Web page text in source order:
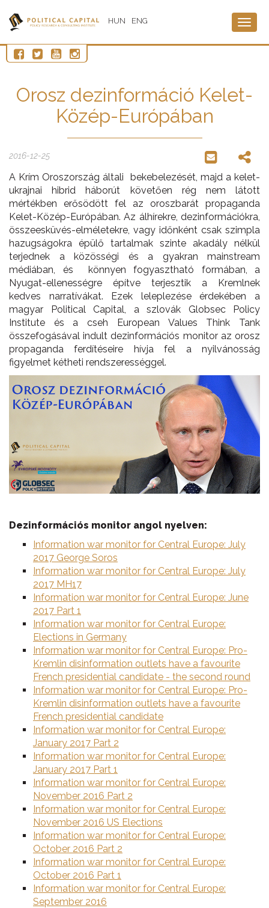
HUN ENG
Orosz dezinformáció Kelet-
Közép-Európában
2016-12-25
A Krím Oroszország általi bekebelezését, majd a kelet-
ukrajnai hibrid háborút követően rég nem látott
mértékben erősödött fel az oroszbarát propaganda
Kelet-Közép-Európában. Az álhírekre, dezinformációkra,
összeesküvés-elméletekre, vagy időnként csak szimpla
hazugságokra épülő tartalmak szinte akadály nélkül
terjednek a közösségi és a gyakran mainstream
médiában, és könnyen fogyasztható formában, a
Nyugat-ellenességre építve terjesztik a Kremlnek
kedves narratívákat. Ezek leleplezése érdekében a
magyar Political Capital, a szlovák Globsec Policy
Institute és a cseh European Values Think Tank
összefogásával indult dezinformációs monitor az orosz
propaganda ferdítéseire hívja fel a nyilvánosság
figyelmet kétheti rendszerességgel.
Dezinformációs monitor angol nyelven:
Information war monitor for Central Europe: July
2017 George Soros
Information war monitor for Central Europe: July
2017 MH17
Information war monitor for Central Europe: June
2017 Part 1
Information war monitor for Central Europe:
Elections in Germany
Information war monitor for Central Europe: Pro-
Kremlin disinformation outlets have a favourite
French presidential candidate - the second round
Information war monitor for Central Europe: Pro-
Kremlin disinformation outlets have a favourite
French presidential candidate
Information war monitor for Central Europe:
January 2017 Part 2
Information war monitor for Central Europe:
January 2017 Part 1
Information war monitor for Central Europe:
November 2016 Part 2
Information war monitor for Central Europe:
November 2016 US Elections
Information war monitor for Central Europe:
October 2016 Part 2
Information war monitor for Central Europe:
October 2016 Part 1
Information war monitor for Central Europe:
September 2016